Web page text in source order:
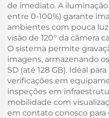
de imediato. A
entre 0-100%) garante
ambientes com pouca
visão de 120° da câmera
O sistema permite
imagens, armazenando
SD (até 128 GB). Ideal
verificações em
inspeções em
mobilidade com
em contato conosco